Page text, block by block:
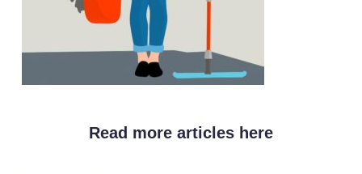
Read more articles here